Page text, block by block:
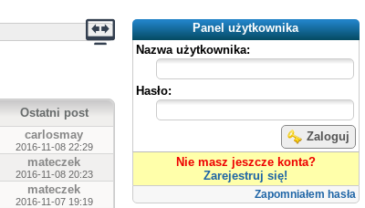
Panel użytkownika
Nazwa użytkownika:
Hasło:
Zaloguj
Nie masz jeszcze konta?
Zarejestruj się!
Zapomniałem hasła
Ostatni post
carlosmay
2016-11-08 22:29
mateczek
2016-11-08 20:23
mateczek
2016-11-07 19:19